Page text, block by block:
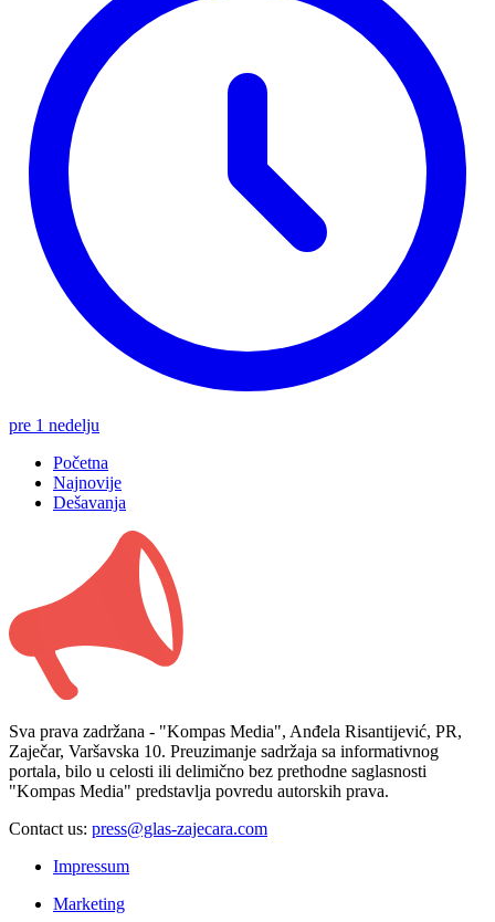
pre 1 nedelju
Početna
Najnovije
Dešavanja
Sva prava zadržana - "Kompas Media", Anđela Risantijević, PR,
Zaječar, Varšavska 10. Preuzimanje sadržaja sa informativnog
portala, bilo u celosti ili delimično bez prethodne saglasnosti
"Kompas Media" predstavlja povredu autorskih prava.
Contact us: press@glas-zajecara.com
Impressum
Marketing